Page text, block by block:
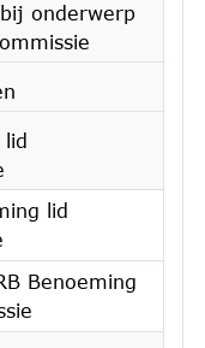
onderwerp
lid
lid
Benoeming